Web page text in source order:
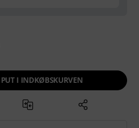
PUT I INDKØBSKURVEN